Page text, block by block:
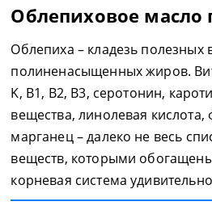
Облепиховое масло
Облепиха – кладезь полезных
полиненасыщенных жиров.
K, B1, B2, В3, серотонин,
вещества, линолевая
марганец – далеко не весь
веществ, которыми
корневая система